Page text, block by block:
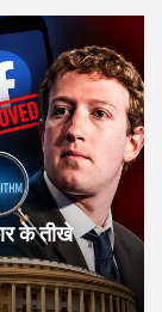
के तीखे